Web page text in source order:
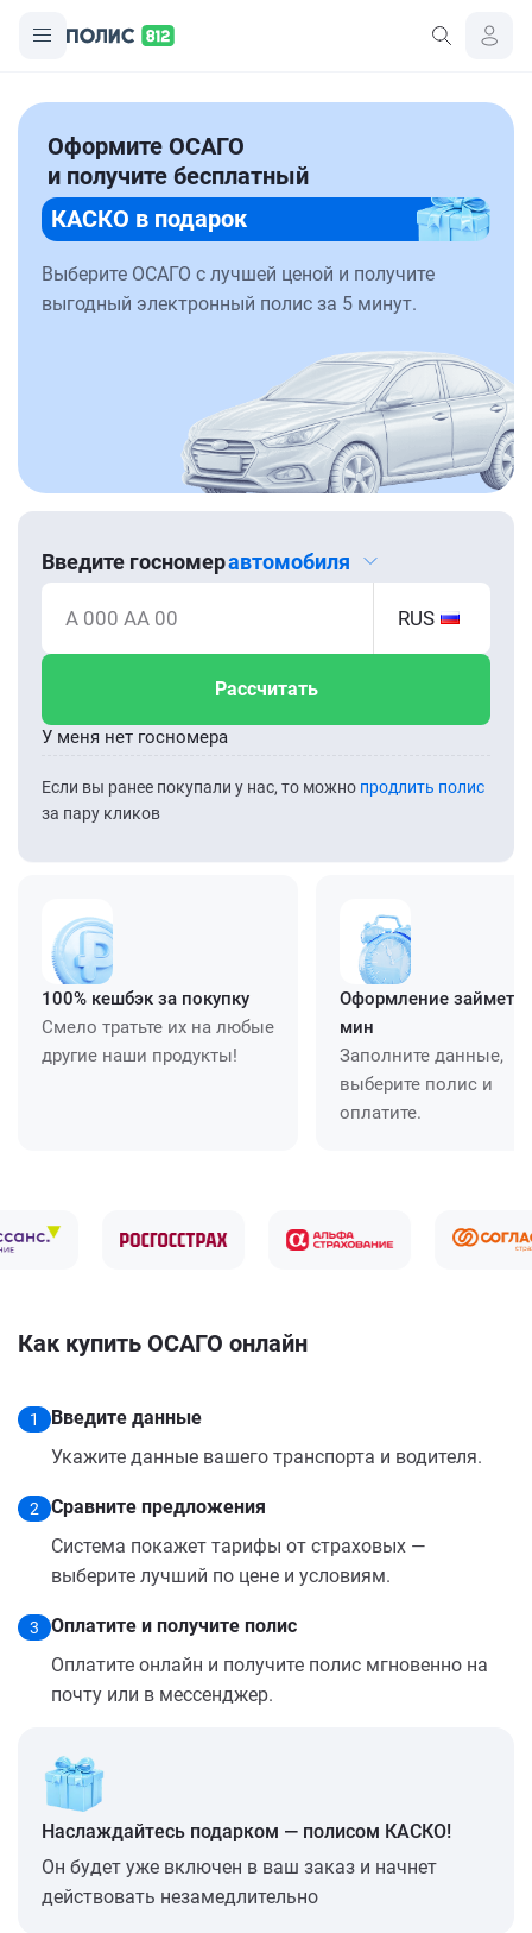
Оформите ОСАГО
и получите бесплатный
КАСКО в подарок
Выберите ОСАГО с лучшей ценой и получите
выгодный электронный полис за 5 минут.
Введите госномеравтомобиля
А 000 АА 00 RUS
Рассчитать
Если вы ранее покупали у нас, то можно продлить полис
за пару кликов
У меня нет госномера
100% кешбэк за покупку
Смело тратьте их на любые
другие наши продукты!
Оформление займет
мин
Заполните данные,
выберите полис и
оплатите.
Как купить ОСАГО онлайн
1
Введите данные
Укажите данные вашего транспорта и водителя.
2
Сравните предложения
Система покажет тарифы от страховых —
выберите лучший по цене и условиям.
3
Оплатите и получите полис
Оплатите онлайн и получите полис мгновенно на
почту или в мессенджер.
Наслаждайтесь подарком — полисом КАСКО!
Он будет уже включен в ваш заказ и начнет
действовать незамедлительно